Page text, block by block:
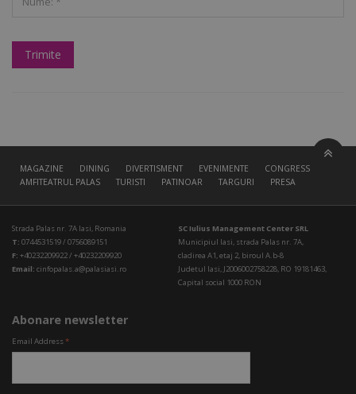
MAGAZINE DINING DIVERTISMENT EVENIMENTE
CONGRESS HALL
AMFITEATRUL PALAS
TURISTI PATINOAR TARGURI PRESA
Strada Palas nr. 7A Iasi, Romania
T: 0744531519 / 0756089151
F: +40232209922 / +40232209920
Email: cinfopalas.a@palasiasi.ro
SC Iulius Management Center SRL
Municipiul Iasi, strada Palas nr. 7A,
cladirea A1, etaj 2, biroul A.b-8
Judetul Iasi, J2006002758228, RO 19181463,
Capital social 1000 RON
Abonare newsletter
Email Address*